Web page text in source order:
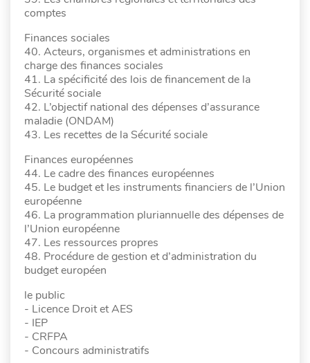
comptes
Finances sociales
40. Acteurs, organismes et administrations en
charge des finances sociales
41. La spécificité des lois de financement de la
Sécurité sociale
42. L’objectif national des dépenses d’assurance
maladie (ONDAM)
43. Les recettes de la Sécurité sociale
Finances européennes
44. Le cadre des finances européennes
45. Le budget et les instruments financiers de l’Union
européenne
46. La programmation pluriannuelle des dépenses de
l’Union européenne
47. Les ressources propres
48. Procédure de gestion et d’administration du
budget européen
le public
- Licence Droit et AES
- IEP
- CRFPA
- Concours administratifs